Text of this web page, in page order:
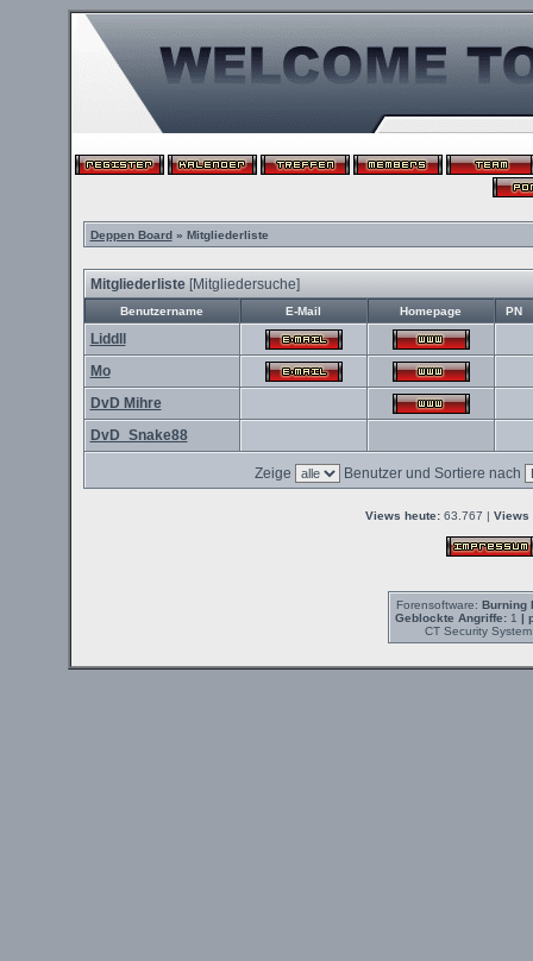
Deppen Board» Mitgliederliste
Mitgliederliste[Mitgliedersuche]
Benutzername E-Mail Homepage PN
Liddll
Mo
DvD Mihre
DvD_Snake88
Zeige Benutzer und Sortiere nach
Views heute: 63.767 | Views
Forensoftware: Burning
Geblockte Angriffe:1 |
CT Security